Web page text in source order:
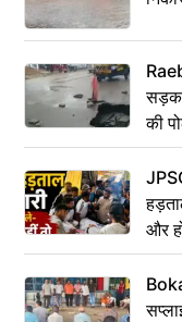
सड़क!
की
और